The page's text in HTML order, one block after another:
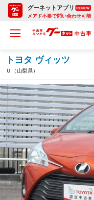
グーネットアプリ RENEW
メアド不要で問い合わせ可能
トヨタ ヴィッツ
Ｕ（山梨県）